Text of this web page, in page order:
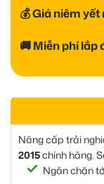
💰 Giá niêm yết
🚚 Miễn phí lắp
Nâng cấp trải
2015chính hãng.
Ngăn chặn